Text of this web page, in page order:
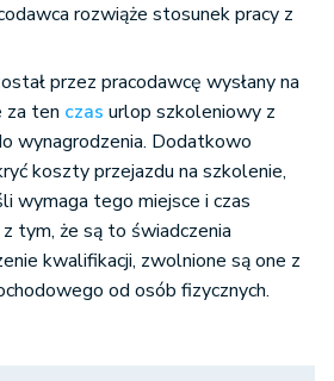
rozwiąże stosunek pracy z
przez pracodawcę wysłany na
za ten czas urlop szkoleniowy z
wynagrodzenia. Dodatkowo
koszty przejazdu na szkolenie,
wymaga tego miejsce i czas
tym, że są to świadczenia
kwalifikacji, zwolnione są one z
od osób fizycznych.